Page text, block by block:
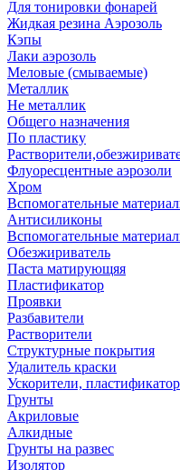
Для тонировки фонарей
Жидкая резина Аэрозоль
Кэпы
Лаки аэрозоль
Меловые (смываемые)
Металлик
Не металлик
Общего назначения
По пластику
Флуоресцентные аэрозоли
Хром
Вспомогательные
Антисиликоны
Вспомогательные
Обезжириватель
Паста матирующяя
Пластификатор
Проявки
Разбавители
Растворители
Структурные покрытия
Удалитель краски
Ускорители,
Грунты
Акриловые
Алкидные
Грунты на развес
Изолятор